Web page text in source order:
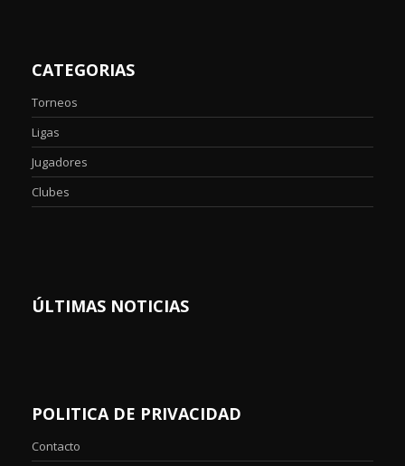
CATEGORIAS
Torneos
Ligas
Jugadores
Clubes
ÚLTIMAS NOTICIAS
POLITICA DE PRIVACIDAD
Contacto